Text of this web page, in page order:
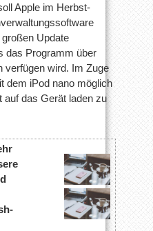
Apple im Herbst-
Update
das Programm über
verfügen wird. Im Zuge
dem iPod nano möglich
auf das Gerät laden zu